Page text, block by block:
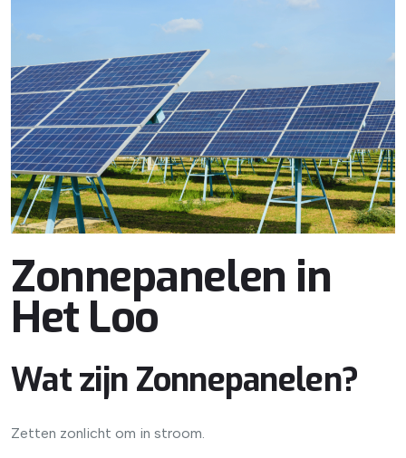
Zonnepanelen in
Het Loo
Wat zijn Zonnepanelen?
Zetten zonlicht om in stroom.